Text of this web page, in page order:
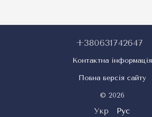
+380631742647
Контактна інформація
Повна версія сайту
© 2026
Укр Рус